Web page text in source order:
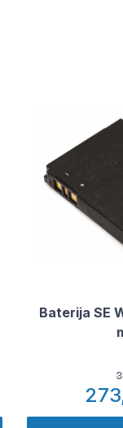
Baterija SE